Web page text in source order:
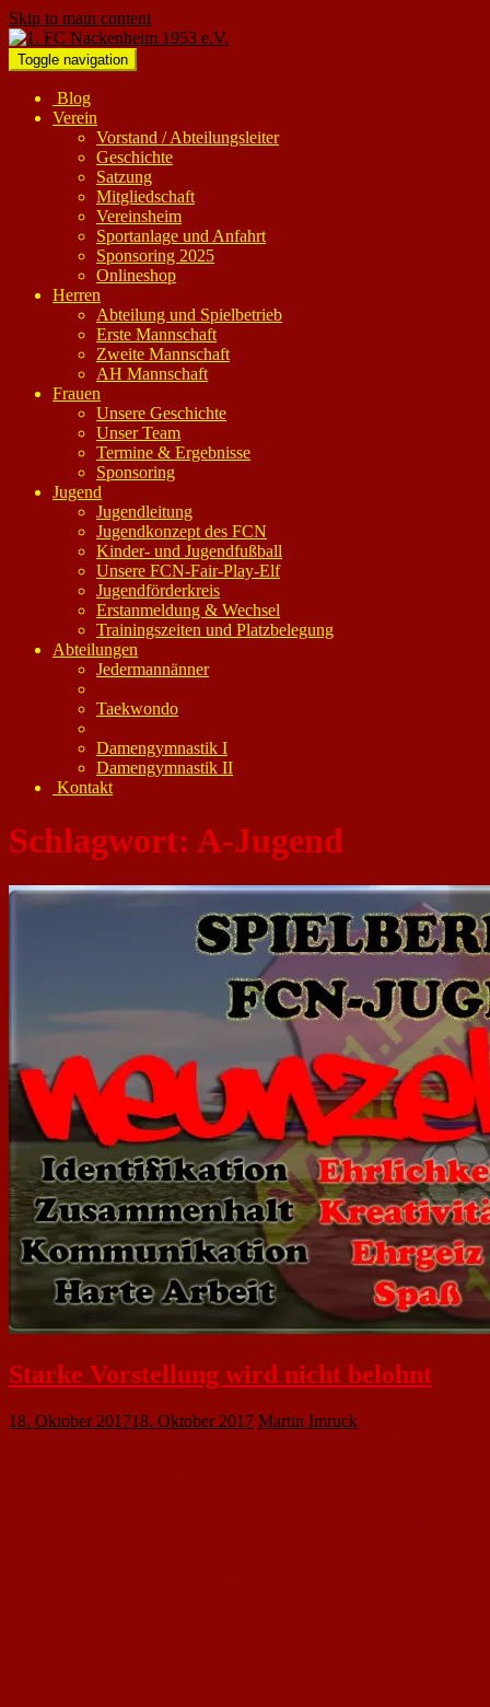
Skip to main content
Toggle navigation
Blog
Verein
Vorstand / Abteilungsleiter
Geschichte
Satzung
Mitgliedschaft
Vereinsheim
Sportanlage und Anfahrt
Sponsoring 2025
Onlineshop
Herren
Abteilung und Spielbetrieb
Erste Mannschaft
Zweite Mannschaft
AH Mannschaft
Frauen
Unsere Geschichte
Unser Team
Termine & Ergebnisse
Sponsoring
Jugend
Jugendleitung
Jugendkonzept des FCN
Kinder- und Jugendfußball
Unsere FCN-Fair-Play-Elf
Jugendförderkreis
Erstanmeldung & Wechsel
Trainingszeiten und Platzbelegung
Abteilungen
Jedermannänner
Taekwondo
Damengymnastik I
Damengymnastik II
Kontakt
Schlagwort: A-Jugend
Starke Vorstellung wird nicht belohnt
18. Oktober 201718. Oktober 2017 Martin Imruck